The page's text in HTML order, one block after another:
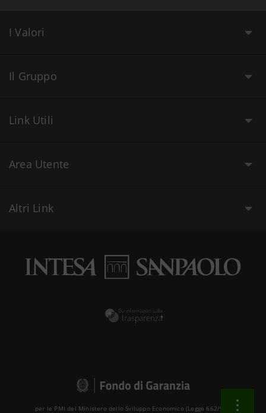
I Valori
Il Gruppo
Link Utili
Area Utente
Altri Link
per le PMI del Ministero dello Sviluppo Economico (Legge 662/96 )